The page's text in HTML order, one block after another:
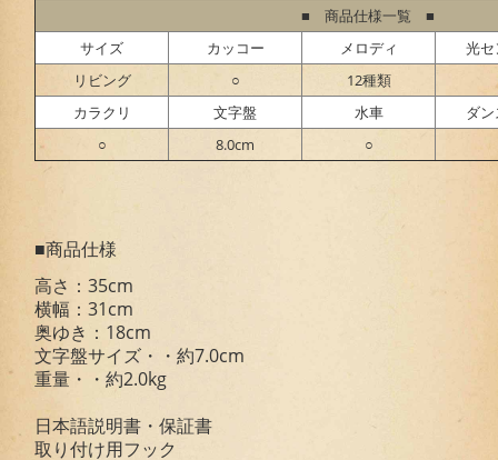
■ 商品仕様一覧 ■
サイズ
カッコー メロディ
光
リビング
○ 12種類
カラクリ
文字盤 水車
ダ
○
8.0cm ○
■商品仕様
高さ：35cm
横幅：31cm
奥ゆき：18cm
文字盤サイズ・・約7.0cm
重量・・約2.0kg
日本語説明書・保証書
取り付け用フック